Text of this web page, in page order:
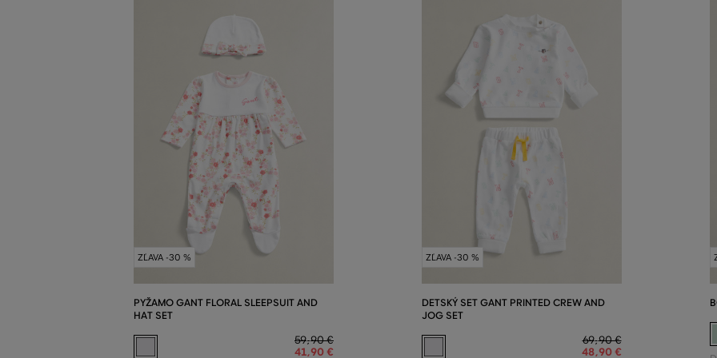
ZĽAVA -30 %
PYŽAMO GANT FLORAL SLEEPSUIT AND
HAT SET
59,90 €
41,90 €
ZĽAVA -30 %
DETSKÝ SET GANT PRINTED CREW AND
JOG SET
69,90 €
48,90 €